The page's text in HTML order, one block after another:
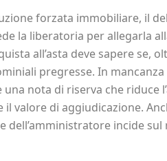
forzata immobiliare, il
la liberatoria per allegarla
all’asta deve sapere se,
pregresse. In
nota di riserva che riduce
valore di aggiudicazione.
dell’amministratore incide